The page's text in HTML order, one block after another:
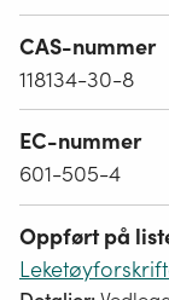
CAS-nummer
118134-30-8
EC-nummer
601-505-4
Oppført på